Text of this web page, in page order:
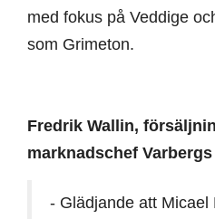
med fokus på Veddige
som Grimeton.
Fredrik Wallin,
marknadschef
- Glädjande att Micael